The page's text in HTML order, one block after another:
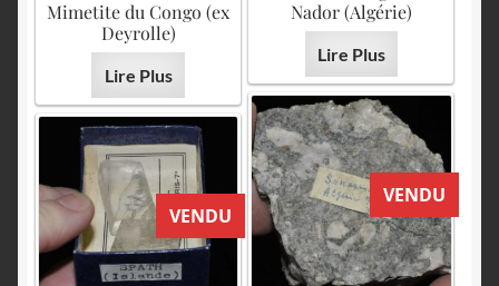
Nador (Algérie)
Lire Plus
Mimetite du Congo (ex
Deyrolle)
Lire Plus
VENDU
VENDU